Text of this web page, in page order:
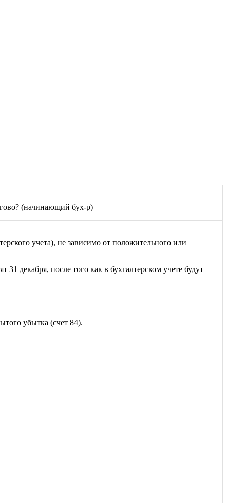
(начинающий бух-р)
учета), не зависимо от положительного или
декабря, после того как в бухгалтерском учете будут
убытка (счет 84).